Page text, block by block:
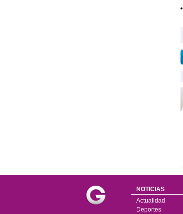
NOTICIAS
Actualidad
Deportes